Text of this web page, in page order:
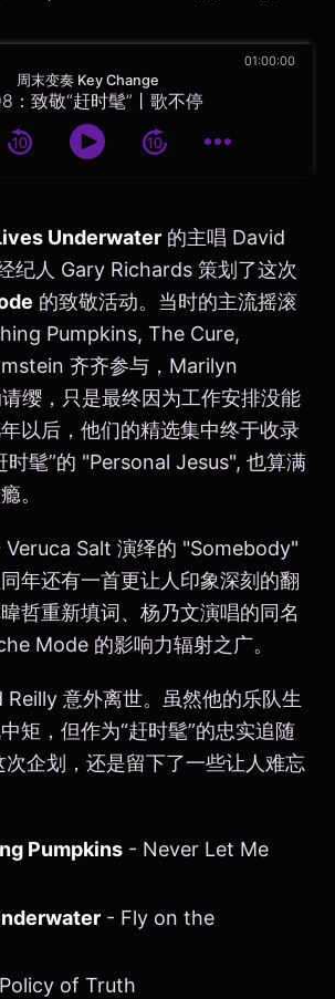
周末变奏 Key Change
：致敬“赶时髦”丨歌不停
01:00:00
Underwater 的主唱 David
纪人 Gary Richards 策划了这次
的致敬活动。当时的主流摇滚
Pumpkins, The Cure,
齐齐参与，Marilyn
缨，只是最终因为工作安排没能
以后，他们的精选集中终于收录
时髦”的 "Personal Jesus", 也算满
。
Veruca Salt 演绎的 "Somebody"
年还有一首更让人印象深刻的翻
哲重新填词、杨乃文演唱的同名
Mode 的影响力辐射之广。
意外离世。虽然他的乐队生
矩，但作为“赶时髦”的忠实追随
企划，还是留下了一些让人难忘
Pumpkins - Never Let Me
- Fly on the
of Truth